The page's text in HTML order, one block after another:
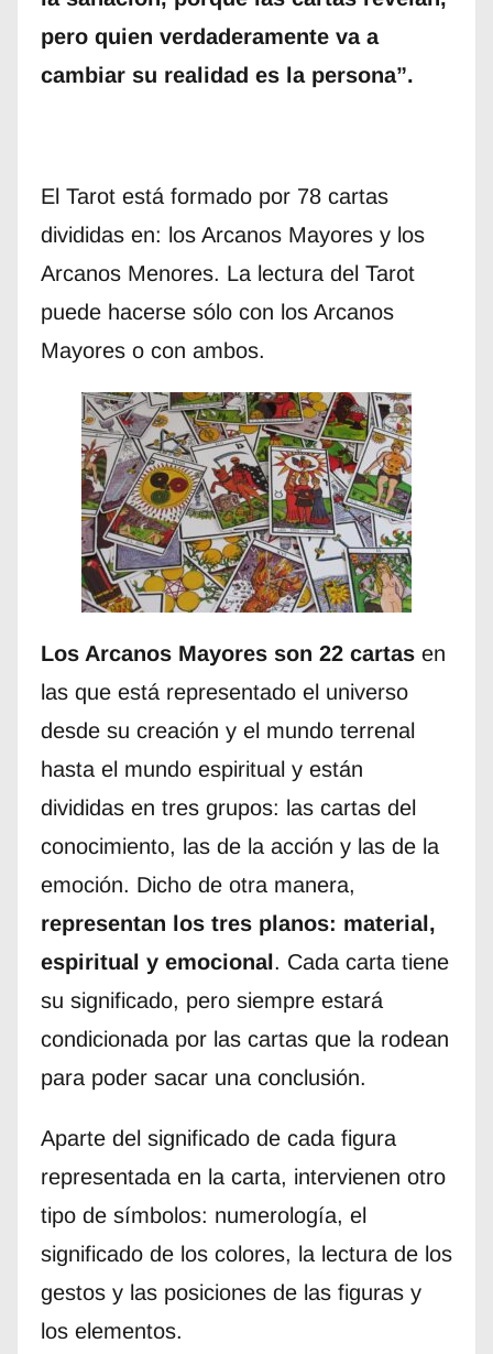
pero quien verdaderamente va a
cambiar su realidad es la persona”.
El Tarot está formado por 78 cartas
divididas en: los Arcanos Mayores y los
Arcanos Menores. La lectura del Tarot
puede hacerse sólo con los Arcanos
Mayores o con ambos.
Los Arcanos Mayores son 22 cartasen
las que está representado el universo
desde su creación y el mundo terrenal
hasta el mundo espiritual y están
divididas en tres grupos: las cartas del
conocimiento, las de la acción y las de la
emoción. Dicho de otra manera,
representan los tres planos: material,
espiritual y emocional. Cada carta tiene
su significado, pero siempre estará
condicionada por las cartas que la rodean
para poder sacar una conclusión.
Aparte del significado de cada figura
representada en la carta, intervienen otro
tipo de símbolos: numerología, el
significado de los colores, la lectura de los
gestos y las posiciones de las figuras y
los elementos.